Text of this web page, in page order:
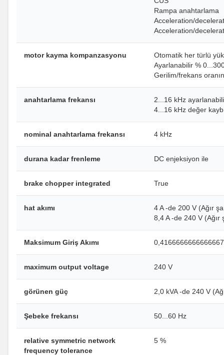
Rampa anahtarlama
Acceleration/
Acceleration/
motor kayma kompanzasyonu
Otomatik her türlü yük
Ayarlanabilir %
Gerilim/frekans
anahtarlama frekansı
2...16 kHz
4...16 kHz değer
nominal anahtarlama frekansı 4 kHz
durana kadar frenleme DC enjeksiyon ile
brake chopper integrated True
hat akımı
4 A -de 200 V (Ağır
8,4 A -de 240 V (Ağır
Maksimum Giriş Akımı
maximum output voltage 240 V
görünen güç 2,0 kVA -de 240 V
Şebeke frekansı 50...60 Hz
relative symmetric network
frequency tolerance
5 %